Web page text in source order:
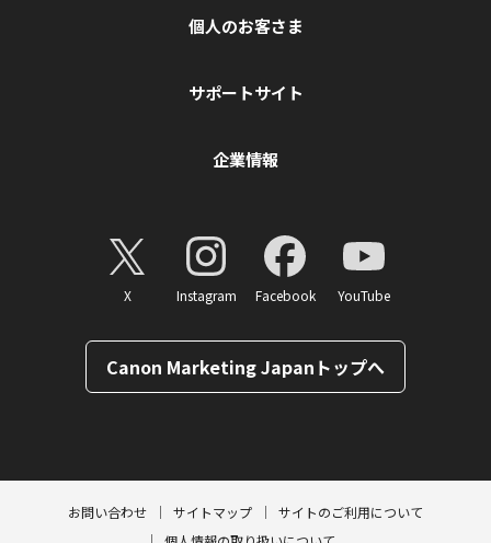
個人のお客さま
サポートサイト
企業情報
X Instagram Facebook YouTube
Canon Marketing Japanトップへ
お問い合わせ サイトマップ
サイトのご利用について